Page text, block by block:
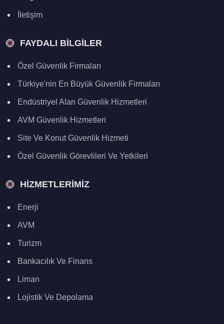
İletişim
FAYDALI BILGILER
Özel Güvenlik Firmaları
Türkiye'nin En Büyük Güvenlik Firmaları
Endüstriyel Alan Güvenlik Hizmetleri
AVM Güvenlik Hizmetleri
Site Ve Konut Güvenlik Hizmeti
Özel Güvenlik Görevlileri Ve Yetkileri
HIZMETLERIMIZ
Enerji
AVM
Turizm
Bankacılık Ve Finans
Liman
Lojistik Ve Depolama